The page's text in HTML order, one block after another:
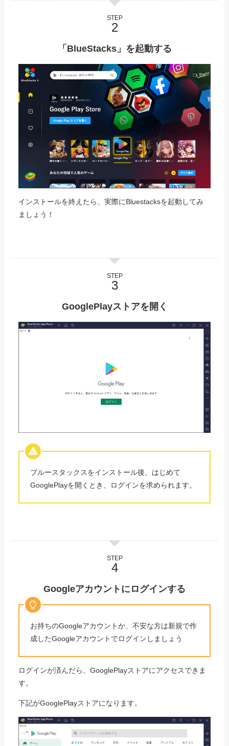
STEP
「BlueStacks」を起動する
インストールを終えたら、実際にBluestacksを起動してみ
ましょう！
STEP
GooglePlayストアを開く
ブルースタックスをインストール後、はじめて
GooglePlayを開くとき、ログインを求められます。
STEP
Googleアカウントにログインする
お持ちのGoogleアカウントか、不安な方は新規で作
成したGoogleアカウントでログインしましょう
ログインが済んだら、GooglePlayストアにアクセスできま
す。
下記がGooglePlayストアになります。